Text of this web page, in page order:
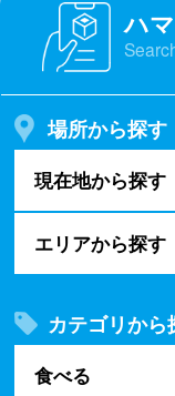
ハ
場所から探す
現在地から探す
エリアから探す
カテゴリから
食べる